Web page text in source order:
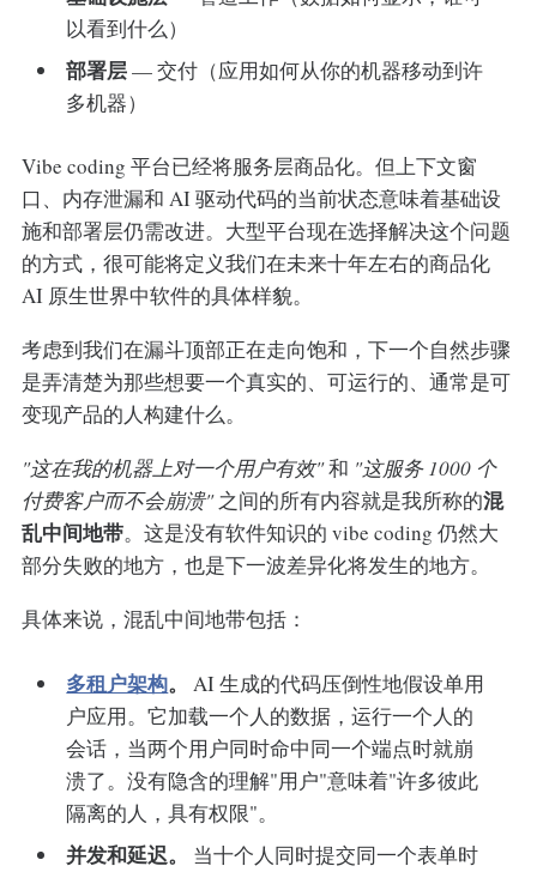
以看到什么）
部署层— 交付（应用如何从你的机器移动到许
多机器）
Vibe coding 平台已经将服务层商品化。但上下文窗
口、内存泄漏和 AI 驱动代码的当前状态意味着基础设
施和部署层仍需改进。大型平台现在选择解决这个问题
的方式，很可能将定义我们在未来十年左右的商品化
AI 原生世界中软件的具体样貌。
考虑到我们在漏斗顶部正在走向饱和，下一个自然步骤
是弄清楚为那些想要一个真实的、可运行的、通常是可
变现产品的人构建什么。
"这在我的机器上对一个用户有效"和 "这服务 1000 个
付费客户而不会崩溃"之间的所有内容就是我所称的混
乱中间地带。这是没有软件知识的 vibe coding 仍然大
部分失败的地方，也是下一波差异化将发生的地方。
具体来说，混乱中间地带包括：
多租户架构。
AI 生成的代码压倒性地假设单用
户应用。它加载一个人的数据，运行一个人的
会话，当两个用户同时命中同一个端点时就崩
溃了。没有隐含的理解"用户"意味着"许多彼此
隔离的人，具有权限"。
并发和延迟。
当十个人同时提交同一个表单时